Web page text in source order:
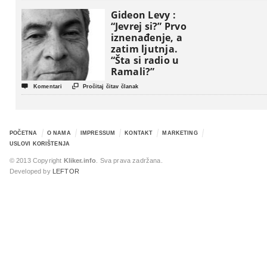
Gideon Levy :
“Jevrej si?” Prvo
iznenađenje, a
zatim ljutnja.
“Šta si radio u
Ramali?”
 Komentari  Pročitaj čitav članak
POČETNA O NAMA IMPRESSUM KONTAKT
MARKETING
USLOVI KORIŠTENJA
© 2013 Copyright Kliker.info . Sva prava zadržana.
Developed by
LEFTOR